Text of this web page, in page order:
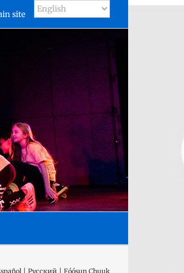
site
| Русский | Fóósun Chuuk